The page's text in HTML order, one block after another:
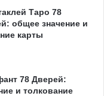
Таро 78
общее значение и
карты
78 Дверей:
и толкование